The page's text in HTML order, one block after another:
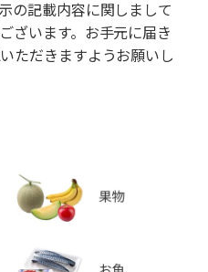
の記載内容に関しまして
ざいます。お手元に届き
ただきますようお願いし